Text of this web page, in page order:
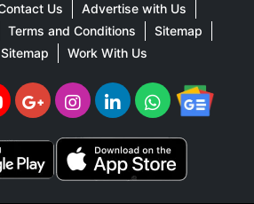
Us
Advertise with Us
Terms and Conditions
Sitemap
Work With Us